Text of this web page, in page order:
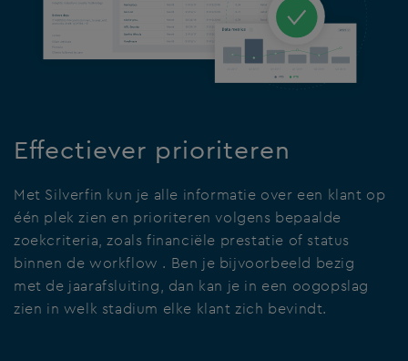
Effectiever prioriteren
Met Silverfin kun je alle informatie over een klant op
één plek zien en prioriteren volgens bepaalde
zoekcriteria, zoals financiële prestatie of status
binnen de workflow . Ben je bijvoorbeeld bezig
met de jaarafsluiting, dan kan je in een oogopslag
zien in welk stadium elke klant zich bevindt.